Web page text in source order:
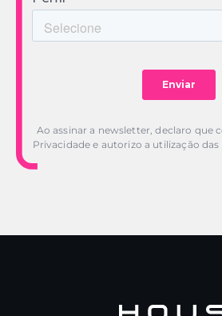
Ao assinar a newsletter, declaro que
Privacidade e autorizo a utilização